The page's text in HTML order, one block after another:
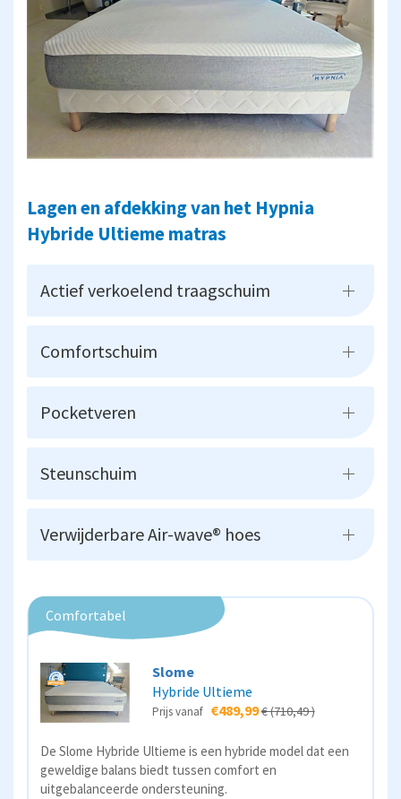
Lagen en afdekking van het Hypnia
Hybride Ultieme matras
Actief verkoelend traagschuim
Comfortschuim
Pocketveren
Steunschuim
Verwijderbare Air-wave® hoes
Comfortabel
Slome
Hybride Ultieme
Prijs vanaf €489,99€ (710,49 )
De Slome Hybride Ultieme is een hybride model dat een
geweldige balans biedt tussen comfort en
uitgebalanceerde ondersteuning.